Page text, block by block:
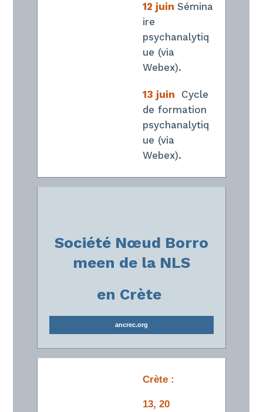
12 juin Sémina
ire
psychanalytiq
ue (via
Webex).
13 juin
Cycle
de formation
psychanalytiq
ue (via
Webex).
Société Nœud Borro
meen de la NLS
en Crète
ancrec.org
Crète :
13, 20